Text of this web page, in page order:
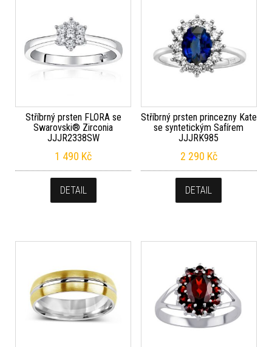
Stříbrný prsten FLORA se
Swarovski® Zirconia
JJJR2338SW
1 490 Kč
DETAIL
Stříbrný prsten princezny Kate
se syntetickým Safírem
JJJRK985
2 290 Kč
DETAIL